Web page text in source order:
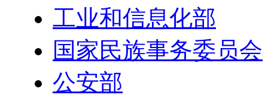
工业和信息化部
国家民族事务委员会
公安部